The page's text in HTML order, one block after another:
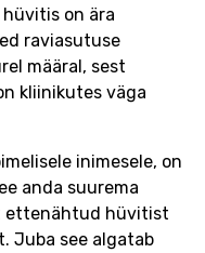
hüvitis on ära
raviasutuse
määral, sest
kliinikutes väga
inimesele, on
anda suurema
ettenähtud hüvitist
Juba see algatab